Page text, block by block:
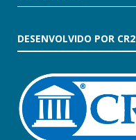
DESENVOLVIDO POR CR2